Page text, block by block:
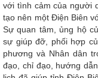
với tình cảm của người
tạo nên một Điện Biên
Sự quan tâm, ủng hộ
sự giúp đỡ, phối hợp
phương và Nhân dân
đạo, chỉ đạo, hướng